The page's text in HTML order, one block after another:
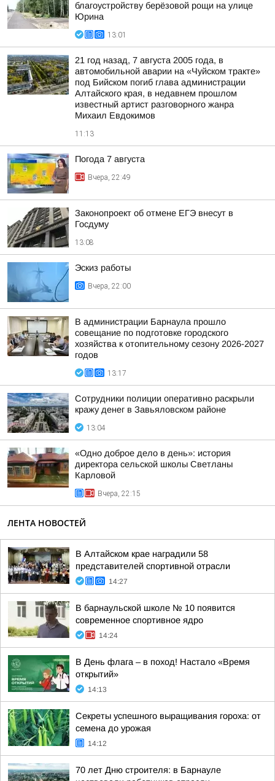
благоустройству берёзовой рощи на улице
Юрина
13:01
21 год назад, 7 августа 2005 года, в
автомобильной аварии на «Чуйском тракте»
под Бийском погиб глава администрации
Алтайского края, в недавнем прошлом
известный артист разговорного жанра
Михаил Евдокимов
11:13
Погода 7 августа
Вчера, 22:49
Законопроект об отмене ЕГЭ внесут в
Госдуму
13:08
Эскиз работы
Вчера, 22:00
В администрации Барнаула прошло
совещание по подготовке городского
хозяйства к отопительному сезону 2026-2027
годов
13:17
Сотрудники полиции оперативно раскрыли
кражу денег в Завьяловском районе
13:04
«Одно доброе дело в день»: история
директора сельской школы Светланы
Карловой
Вчера, 22:15
ЛЕНТА НОВОСТЕЙ
В Алтайском крае наградили 58
представителей спортивной отрасли
14:27
В барнаульской школе № 10 появится
современное спортивное ядро
14:24
В День флага – в поход! Настало «Время
открытий»
14:13
Секреты успешного выращивания гороха: от
семена до урожая
14:12
70 лет Дню строителя: в Барнауле